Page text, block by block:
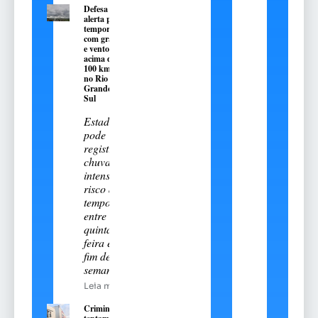
Defesa Civil
alerta para
temporais
com granizo
e ventos
acima de
100 km/h
no Rio
Grande do
Sul
Estado
pode
registrar
chuva
intensa e
risco de
temporais
entre esta
quinta-
feira e o
fim de
semana
Leia mais
Criminosos